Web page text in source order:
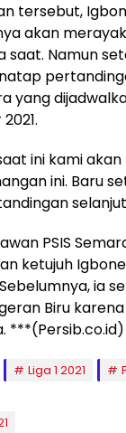
tersebut,
akan
saat. Namun
yang
ini kami
ini. Baru
PSIS
ketujuh
ia
Biru
***(Persib.co.id)
Liga 1 2021